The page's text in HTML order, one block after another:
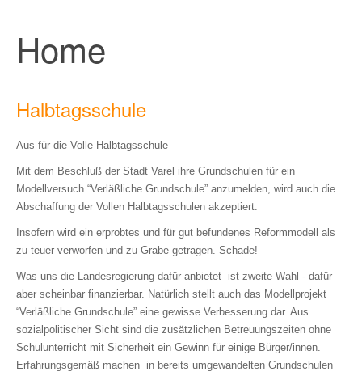
Home
Halbtagsschule
Aus für die Volle Halbtagsschule
Mit dem Beschluß der Stadt Varel ihre Grundschulen für ein
Modellversuch “Verläßliche Grundschule” anzumelden, wird auch die
Abschaffung der Vollen Halbtagsschulen akzeptiert.
Insofern wird ein erprobtes und für gut befundenes Reformmodell als
zu teuer verworfen und zu Grabe getragen. Schade!
Was uns die Landesregierung dafür anbietet ist zweite Wahl - dafür
aber scheinbar finanzierbar. Natürlich stellt auch das Modellprojekt
“Verläßliche Grundschule” eine gewisse Verbesserung dar. Aus
sozialpolitischer Sicht sind die zusätzlichen Betreuungszeiten ohne
Schulunterricht mit Sicherheit ein Gewinn für einige Bürger/innen.
Erfahrungsgemäß machen in bereits umgewandelten Grundschulen